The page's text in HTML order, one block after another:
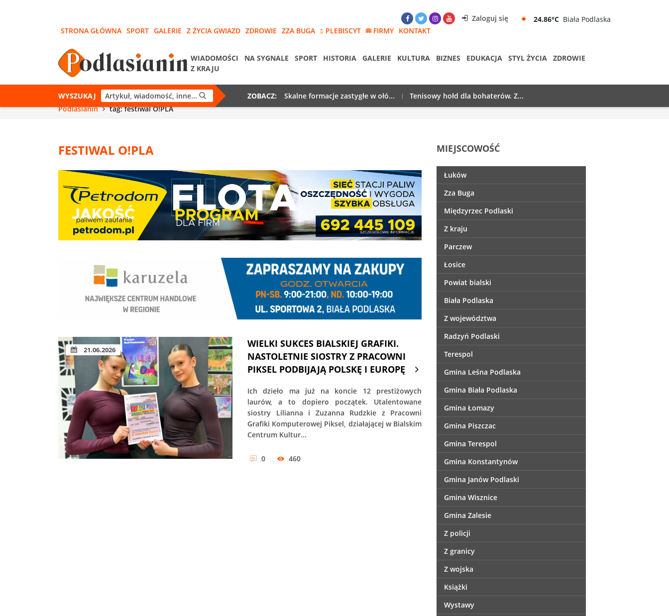
Zaloguj się 24.86°C Biała Podlaska
STRONA GŁÓWNA SPORT GALERIE Z ŻYCIA GWIAZD ZDROWIE ZZA BUGA PLEBISCYT FIRMY KONTAKT
WIADOMOŚCI NA SYGNALE SPORT HISTORIA GALERIE KULTURA BIZNES EDUKACJA STYL ŻYCIA
ZDROWIE
Z KRAJU
WYSZUKAJ ZOBACZ: Skalne formacje zastygłe w ołó...
Tenisowy hołd dla bohaterów. Z...
Podlasianin
tag: festiwal O!PLA
FESTIWAL O!PLA
21.06.2026
WIELKI SUKCES BIALSKIEJ GRAFIKI.
NASTOLETNIE SIOSTRY Z PRACOWNI
PIKSEL PODBIJAJĄ POLSKĘ I EUROPĘ
Ich dzieło ma już na koncie 12 prestiżowych
laurów, a to dopiero początek. Utalentowane
siostry Lilianna i Zuzanna Rudzkie z Pracowni
Grafiki Komputerowej Piksel, działającej w Bialskim
Centrum Kultur...
0 460
MIEJSCOWOŚĆ
Łuków
Zza Buga
Międzyrzec Podlaski
Z kraju
Parczew
Łosice
Powiat bialski
Biała Podlaska
Z województwa
Radzyń Podlaski
Terespol
Gmina Leśna Podlaska
Gmina Biała Podlaska
Gmina Łomazy
Gmina Piszczac
Gmina Terespol
Gmina Konstantynów
Gmina Janów Podlaski
Gmina Wisznice
Gmina Zalesie
Z policji
Z granicy
Z wojska
Książki
Wystawy